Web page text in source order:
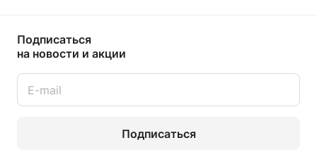
Подписаться
на новости и акции
Подписаться